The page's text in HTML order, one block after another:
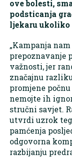
ove bolesti,
podsticanja
ljekaru ukoliko
„Kampanja
prepoznavanje
važnosti, jer
značajnu
promjene
nemojte ih
stručni savjet.
utvrdi uzrok
pamćenja
odgovorna
razbijanju